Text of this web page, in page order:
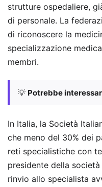
strutture ospedaliere,
di personale. La
di riconoscere la
specializzazione
membri.
💡 Potrebbe
In Italia, la Società
che meno del 30% dei
reti specialistiche con
presidente della
rinvio allo specialista